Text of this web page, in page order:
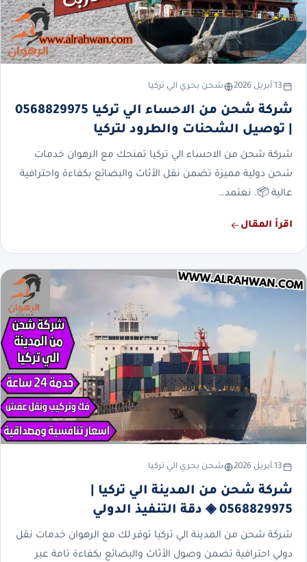
13 أبريل 2026 شحن بحري الي تركيا
شركة شحن من الاحساء الي تركيا 0568829975
| توصيل الشحنات والطرود لتركيا
شركة شحن من الاحساء الي تركيا تمنحك مع الرهوان خدمات
شحن دولية مميزة تضمن نقل الأثاث والبضائع بكفاءة واحترافية
عالية 📦. نعتمد…
اقرأ المقال
13 أبريل 2026 شحن بحري الي تركيا
شركة شحن من المدينة الي تركيا |
0568829975 ◈ دقة التنفيذ الدولي
شركة شحن من المدينة الي تركيا توفر لك مع الرهوان خدمات نقل
دولي احترافية تضمن وصول الأثاث والبضائع بكفاءة تامة عبر